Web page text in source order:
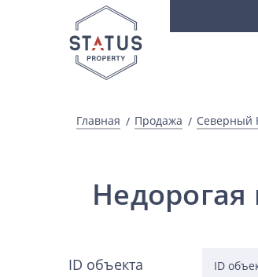
Главная Продажа Северный
ID объекта